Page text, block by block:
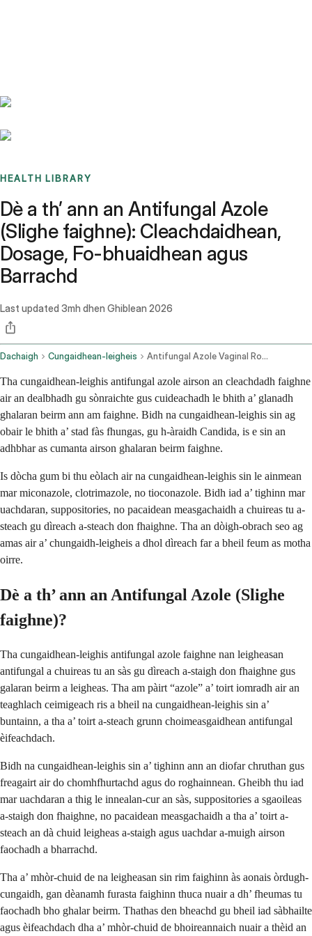
HEALTH LIBRARY
Dè a th’ ann an Antifungal Azole
(Slighe faighne): Cleachdaidhean,
Dosage, Fo-bhuaidhean agus
Barrachd
Last updated 3mh dhen Ghiblean 2026
Dachaigh Cungaidhean-leigheis Antifungal Azole Vaginal Route
Tha cungaidhean-leighis antifungal azole airson an cleachdadh faighne
air an dealbhadh gu sònraichte gus cuideachadh le bhith a’ glanadh
ghalaran beirm ann am faighne. Bidh na cungaidhean-leighis sin ag
obair le bhith a’ stad fàs fhungas, gu h-àraidh Candida, is e sin an
adhbhar as cumanta airson ghalaran beirm faighne.
Is dòcha gum bi thu eòlach air na cungaidhean-leighis sin le ainmean
mar miconazole, clotrimazole, no tioconazole. Bidh iad a’ tighinn mar
uachdaran, suppositories, no pacaidean measgachaidh a chuireas tu a-
steach gu dìreach a-steach don fhaighne. Tha an dòigh-obrach seo ag
amas air a’ chungaidh-leigheis a dhol dìreach far a bheil feum as motha
oirre.
Dè a th’ ann an Antifungal Azole (Slighe
faighne)?
Tha cungaidhean-leighis antifungal azole faighne nan leigheasan
antifungal a chuireas tu an sàs gu dìreach a-staigh don fhaighne gus
galaran beirm a leigheas. Tha am pàirt “azole” a’ toirt iomradh air an
teaghlach ceimigeach ris a bheil na cungaidhean-leighis sin a’
buntainn, a tha a’ toirt a-steach grunn choimeasgaidhean antifungal
èifeachdach.
Bidh na cungaidhean-leighis sin a’ tighinn ann an diofar chruthan gus
freagairt air do chomhfhurtachd agus do roghainnean. Gheibh thu iad
mar uachdaran a thig le innealan-cur an sàs, suppositories a sgaoileas
a-staigh don fhaighne, no pacaidean measgachaidh a tha a’ toirt a-
steach an dà chuid leigheas a-staigh agus uachdar a-muigh airson
faochadh a bharrachd.
Tha a’ mhòr-chuid de na leigheasan sin rim faighinn às aonais òrdugh-
cungaidh, gan dèanamh furasta faighinn thuca nuair a dh’ fheumas tu
faochadh bho ghalar beirm. Thathas den bheachd gu bheil iad sàbhailte
agus èifeachdach dha a’ mhòr-chuid de bhoireannaich nuair a thèid an